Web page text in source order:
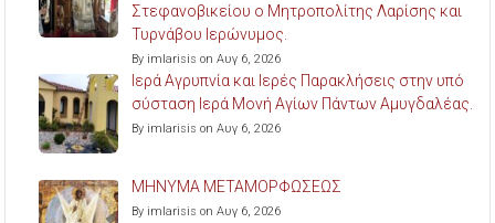
Στεφανοβικείου ο Μητροπολίτης Λαρίσης και
Τυρνάβου Ιερώνυμος.
By imlarisis on Αυγ 6, 2026
Ιερά Αγρυπνία και Ιερές Παρακλήσεις στην υπό
σύσταση Ιερά Μονή Αγίων Πάντων Αμυγδαλέας.
By imlarisis on Αυγ 6, 2026
ΜΗΝΥΜΑ ΜΕΤΑΜΟΡΦΩΣΕΩΣ
By imlarisis on Αυγ 6, 2026